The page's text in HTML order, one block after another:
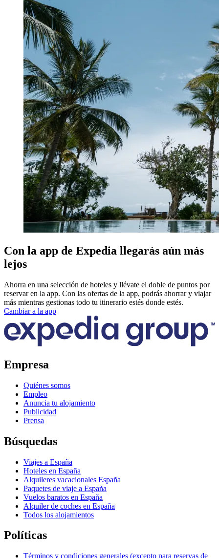
Con la app de Expedia llegarás aún más
lejos
Ahorra en una selección de hoteles y llévate el doble de puntos por
reservar en la app. Con las ofertas de la app, podrás ahorrar y viajar
más mientras gestionas todo tu itinerario estés donde estés.
Cambiar a la app
Empresa
Quiénes somos
Empleo
Anuncia tu alojamiento
Publicidad
Prensa
Búsquedas
Viajes a España
Hoteles en España
Alquileres vacacionales España
Paquetes de viaje a España
Vuelos baratos en España
Alquiler de coches en España
Todos los alojamientos
Políticas
Términos y condiciones generales (excepto para reservas de